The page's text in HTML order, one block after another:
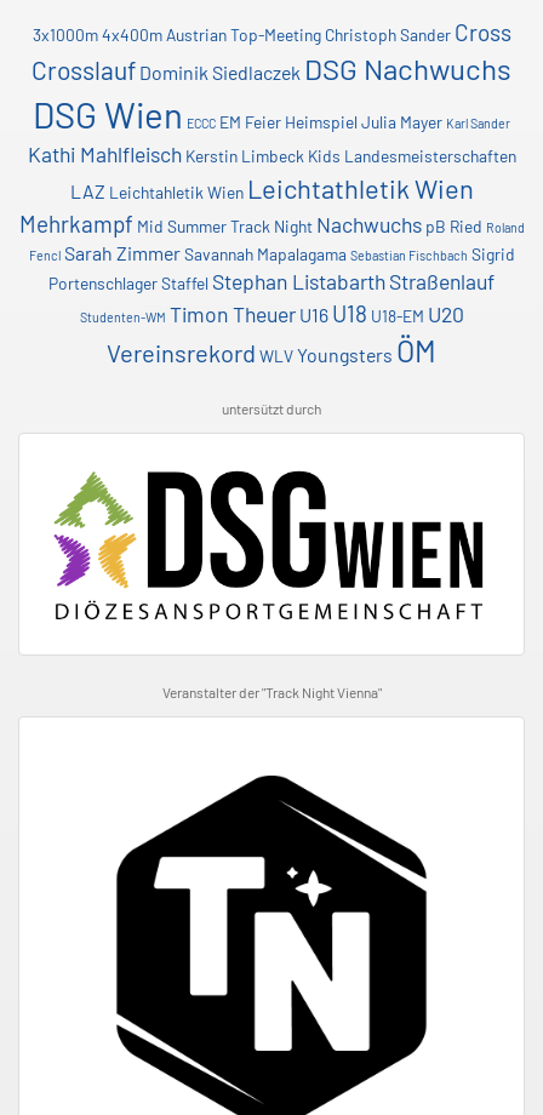
3x1000m 4x400m Austrian Top-Meeting Christoph Sander Cross
Crosslauf Dominik Siedlaczek DSG Nachwuchs
DSG Wien ECCC EM Feier Heimspiel Julia Mayer Karl Sander
Kathi Mahlfleisch Kerstin Limbeck Kids Landesmeisterschaften
LAZ Leichtahletik Wien Leichtathletik Wien
Mehrkampf Mid Summer Track Night Nachwuchs pB Ried Roland
Fencl Sarah Zimmer Savannah Mapalagama Sebastian Fischbach Sigrid
PortenschlagerStaffel Stephan ListabarthStraßenlauf
Studenten-WM Timon Theuer U16 U18 U18-EM U20
Vereinsrekord WLVYoungsters ÖM
untersützt durch
Veranstalter der "Track Night Vienna"